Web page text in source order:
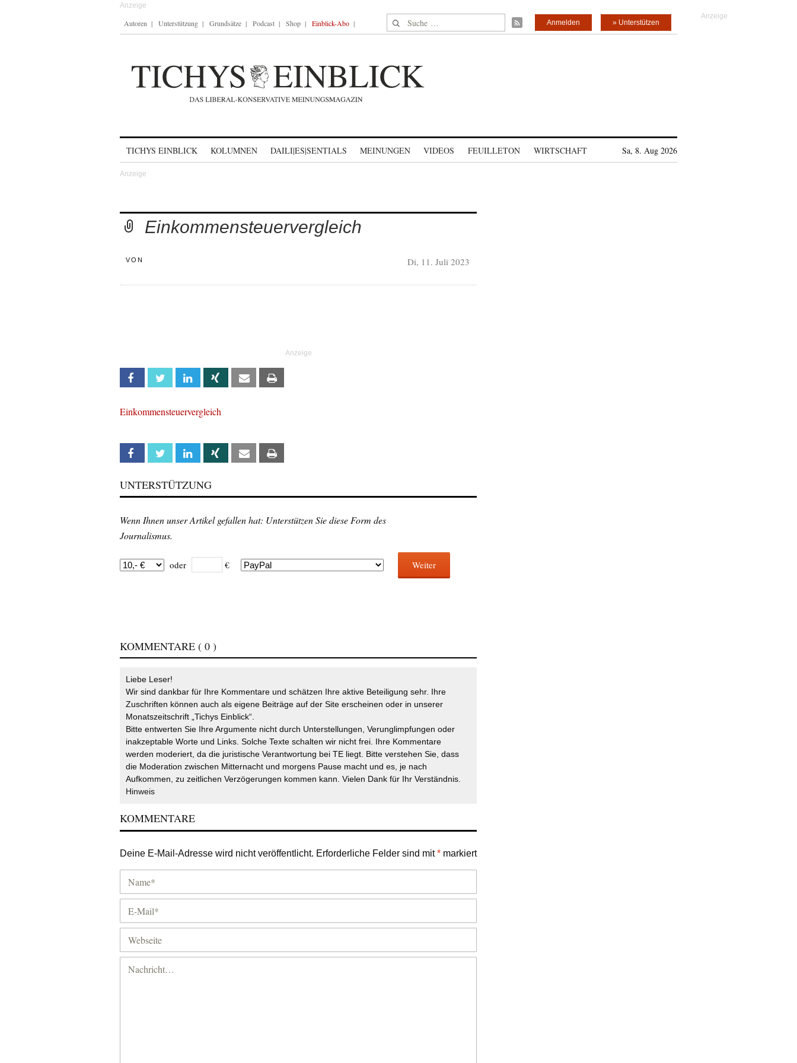
Autoren Unterstützung Grundsätze Podcast Shop Einblick-Abo Suche nach: » Unterstützen
Anmelden
TICHYS EINBLICK KOLUMNEN DAILI|ES|SENTIALS MEINUNGEN VIDEOS FEUILLETON WIRTSCHAFT Sa, 8. Aug 2026
Einkommensteuervergleich
VON Di, 11. Juli 2023
Facebook Twitter Linkedin Xing Email
Einkommensteuervergleich
Facebook Twitter Linkedin Xing Email
UNTERSTÜTZUNG
Wenn Ihnen unser Artikel gefallen hat: Unterstützen Sie diese Form des
Journalismus.
oder € Weiter
KOMMENTARE ( 0 )
Liebe Leser!
Wir sind dankbar für Ihre Kommentare und schätzen Ihre aktive Beteiligung sehr. Ihre
Zuschriften können auch als eigene Beiträge auf der Site erscheinen oder in unserer
Monatszeitschrift „Tichys Einblick“.
Bitte entwerten Sie Ihre Argumente nicht durch Unterstellungen, Verunglimpfungen oder
inakzeptable Worte und Links. Solche Texte schalten wir nicht frei. Ihre Kommentare
werden moderiert, da die juristische Verantwortung bei TE liegt. Bitte verstehen Sie, dass
die Moderation zwischen Mitternacht und morgens Pause macht und es, je nach
Aufkommen, zu zeitlichen Verzögerungen kommen kann. Vielen Dank für Ihr Verständnis.
Hinweis
KOMMENTARE
Deine E-Mail-Adresse wird nicht veröffentlicht. Erforderliche Felder sind mit* markiert